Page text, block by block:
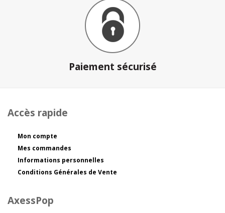
Paiement sécurisé
Accès rapide
Mon compte
Mes commandes
Informations personnelles
Conditions Générales de Vente
AxessPop